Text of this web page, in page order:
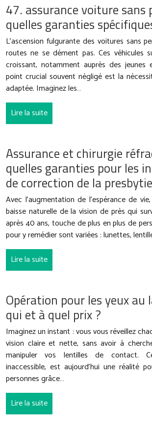
47. assurance voiture sans
quelles garanties
L’ascension fulgurante des voitures sans
routes ne se dément pas. Ces véhicules
croissant, notamment auprès des jeunes
point crucial souvent négligé est la
adaptée. Imaginez les…
Lire la suite
Assurance et chirurgie
quelles garanties pour les
de correction de la
Avec l’augmentation de l’espérance de
baisse naturelle de la vision de près qui
après 40 ans, touche de plus en plus de
pour y remédier sont variées : lunettes,
Lire la suite
Opération pour les yeux au
qui et à quel prix ?
Imaginez un instant : vous vous réveillez
vision claire et nette, sans avoir à
manipuler vos lentilles de contact.
inaccessible, est aujourd’hui une réalité
personnes grâce…
Lire la suite